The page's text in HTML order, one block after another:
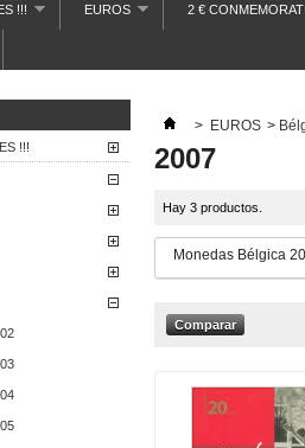
!!! EUROS 2 €
!!!
> EUROS >
2007
Hay 3 productos.
Monedas Bélgica